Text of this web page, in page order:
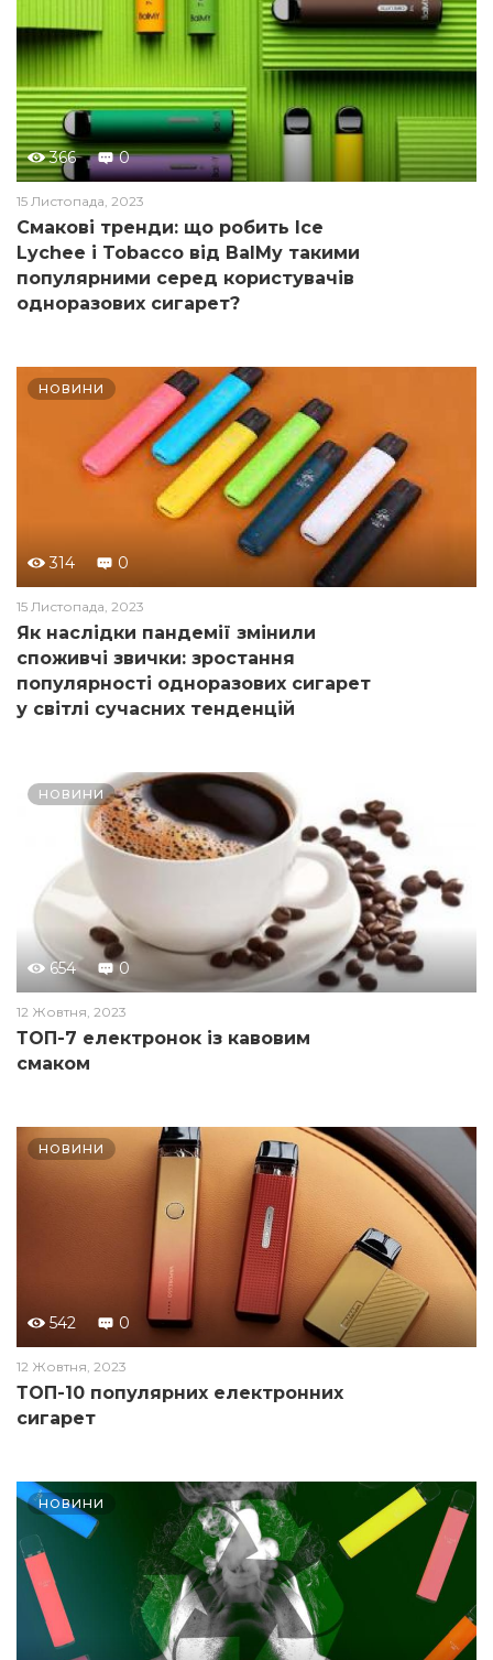
366 0
15 Листопада, 2023
Смакові тренди: що робить Ice
Lychee і Tobacco від BalMy такими
популярними серед користувачів
одноразових сигарет?
НОВИНИ
314 0
15 Листопада, 2023
Як наслідки пандемії змінили
споживчі звички: зростання
популярності одноразових сигарет
у світлі сучасних тенденцій
НОВИНИ
654 0
12 Жовтня, 2023
ТОП-7 електронок із кавовим
смаком
НОВИНИ
542 0
12 Жовтня, 2023
ТОП-10 популярних електронних
сигарет
НОВИНИ